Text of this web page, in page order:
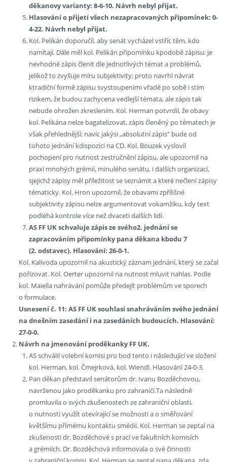
děkanovy varianty: 8-6-10. Návrh nebyl přijat.
Hlasování o přijetí všech nezapracovaných připomínek: 0-
4-22. Návrh nebyl přijat.
Kol. Pelikán doporučil, aby senát vycházel vstříc těm, kdo
namítají. Dále měl kol. Pelikán připomínku kpodobě zápisu: je
nevhodné zápis členit dle jednotlivých témat a problémů,
jelikož to zvyšuje míru subjektivity; proto navrhl návrat
ktradiční formě zápisu svystoupeními vřadě po sobě i stím
rizikem, že budou zachycena vedlejší témata, ale zápis tak
nebude ohrožen zkreslením. Kol. Herman potvrdil, že obavy
kol. Pelikána nelze bagatelizovat, zápis členěný po tématech je
však přehlednější; navíc jakýsi „absolutní zápis“ bude od
tohoto jednání kdispozici na CD. Kol. Bouzek vyslovil
pochopení pro nutnost zestručnění zápisu, ale upozornil na
praxi mnohých grémií, minulého senátu, i dalších organizací,
sjejichž zápisy měl příležitost se seznámit a které nečlení zápisy
tématicky. Kol. Hron upozornil, že obavami zpřílišné
subjektivity zápisu nelze argumentovat vokamžiku, kdy text
podléhá kontrole více než dvaceti dalších lidí.
AS FF UK schvaluje zápis ze svého2. jednání se
zapracováním připomínky pana děkana kbodu 7
(2. odstavec). Hlasování: 26-0-1.
Kol. Kalivoda upozornil na akustický záznam jednání, který se začal
pořizovat. Kol. Oerter upozornil na nutnost mluvit nahlas. Podle
kol. Maiella nahrávání pomůže předejít problémům ve sporech
o formulace.
Usnesení č. 11: AS FF UK souhlasí snahráváním svého jednání
na dnešním zasedání i na zasedáních budoucích. Hlasování:
27-0-0.
Návrh na jmenování proděkanky FF UK.
AS schválil volební komisi pro bod tento i následující ve složení
kol. Herman, kol. Čmejrková, kol. Wiendl. Hlasování 24-0-3.
Pan děkan představil senátorům dr. Ivanu Bozděchovou,
navrženou jako proděkanku pro zahraničí.Ta následně
promluvila o svých zkušenostech ze zahraniční oblasti,
o nutnosti využít otevírající se možnosti a o směřování
květšímu přímému kontaktu smédii. Kol. Herman se zeptal na
zkušenosti dr. Bozděchové s prací ve fakultních komisích
a grémiích. Dr. Bozděchová informovala o své činnosti